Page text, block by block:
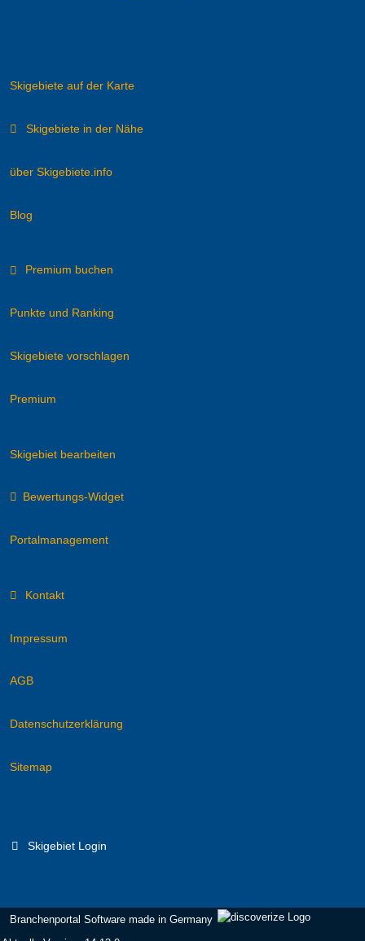
Skigebiete auf der Karte
Skigebiete in der Nähe
über Skigebiete.info
Blog
Premium buchen
Punkte und Ranking
Skigebiete vorschlagen
Premium
Skigebiet bearbeiten
Bewertungs-Widget
Portalmanagement
Kontakt
Impressum
AGB
Datenschutzerklärung
Sitemap
Skigebiet Login
Branchenportal Software made in Germany